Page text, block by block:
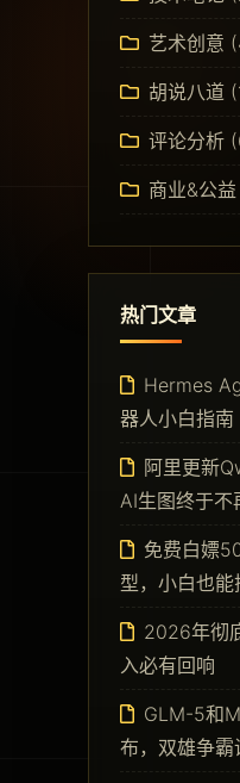
艺术创意
胡说八道
评论分析
商业&公益
热门文章
Hermes
器人小白指南
阿里更新
AI生图终于不
免费白嫖
型，小白也
2026年彻
入必有回响
GLM-5和
布，双雄争霸